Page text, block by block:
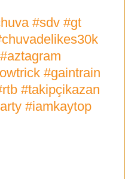
#sdv #gt
#gaintrain
#takipçikazan
#iamkaytop